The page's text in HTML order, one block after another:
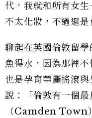
代，我就和所有女
不太化妝，不過還是
聊起在英國倫敦留
魚得水，因為那裡
也是孕育華麗搖滾
說：「倫敦有一個
（Camden Town